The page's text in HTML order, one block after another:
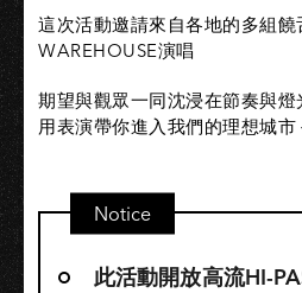
這次活動邀請來自各地的多組饒
WAREHOUSE演唱
期望與觀眾一同沈浸在節奏與燈
用表演帶你進入我們的理想城市
Notice
此活動開放高流HI-